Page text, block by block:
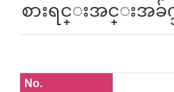
စားရင္းအင္းအခ်က္